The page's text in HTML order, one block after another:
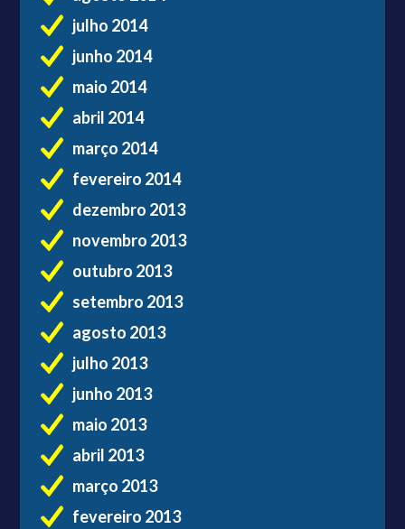
julho 2014
junho 2014
maio 2014
abril 2014
março 2014
fevereiro 2014
dezembro 2013
novembro 2013
outubro 2013
setembro 2013
agosto 2013
julho 2013
junho 2013
maio 2013
abril 2013
março 2013
fevereiro 2013